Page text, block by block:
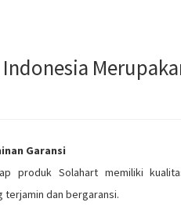
Garansi
produk Solahart memiliki
terjamin dan bergaransi.